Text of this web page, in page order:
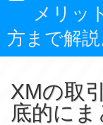
メリッ
方まで解説
XMの取
底的に